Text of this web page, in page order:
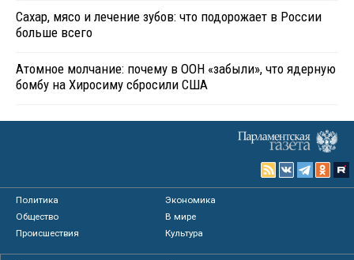
Сахар, мясо и лечение зубов: что подорожает в России
больше всего
Атомное молчание: почему в ООН «забыли», что ядерную
бомбу на Хиросиму сбросили США
Политика
Экономика
Общество
В мире
Происшествия
Культура